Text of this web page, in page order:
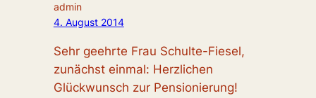
admin
4. August 2014
Sehr geehrte Frau Schulte-Fiesel,
zunächst einmal: Herzlichen
Glückwunsch zur Pensionierung!